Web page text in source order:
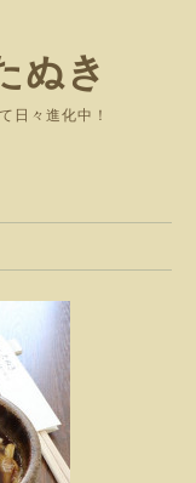
ぬき
日々進化中！